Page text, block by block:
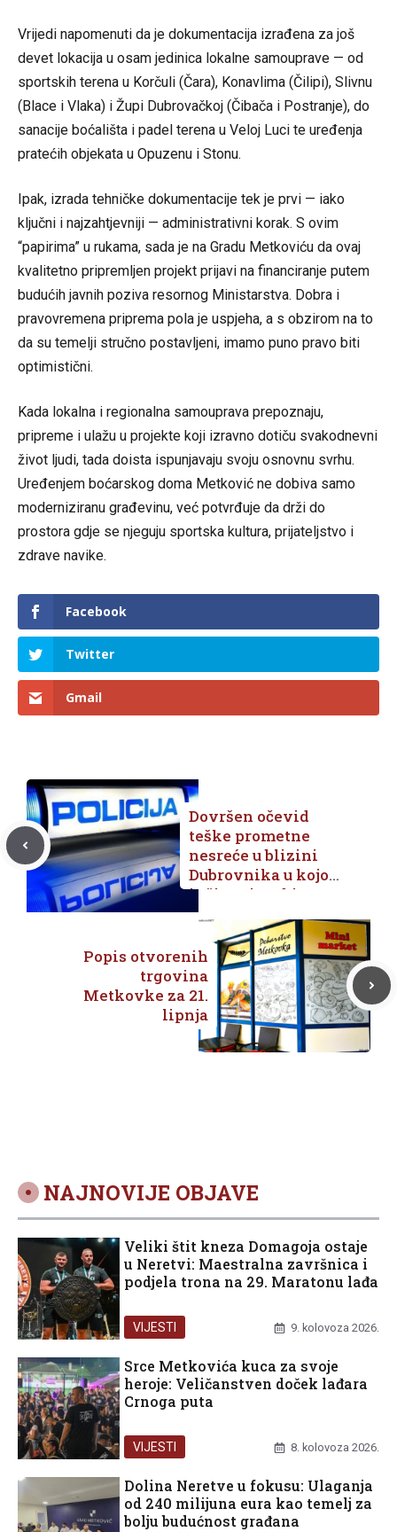
Vrijedi napomenuti da je dokumentacija izrađena za još
devet lokacija u osam jedinica lokalne samouprave — od
sportskih terena u Korčuli (Čara), Konavlima (Čilipi), Slivnu
(Blace i Vlaka) i Župi Dubrovačkoj (Čibača i Postranje), do
sanacije boćališta i padel terena u Veloj Luci te uređenja
pratećih objekata u Opuzenu i Stonu.
Ipak, izrada tehničke dokumentacije tek je prvi — iako
ključni i najzahtjevniji — administrativni korak. S ovim
“papirima” u rukama, sada je na Gradu Metkoviću da ovaj
kvalitetno pripremljen projekt prijavi na financiranje putem
budućih javnih poziva resornog Ministarstva. Dobra i
pravovremena priprema pola je uspjeha, a s obzirom na to
da su temelji stručno postavljeni, imamo puno pravo biti
optimistični.
Kada lokalna i regionalna samouprava prepoznaju,
pripreme i ulažu u projekte koji izravno dotiču svakodnevni
život ljudi, tada doista ispunjavaju svoju osnovnu svrhu.
Uređenjem boćarskog doma Metković ne dobiva samo
moderniziranu građevinu, već potvrđuje da drži do
prostora gdje se njeguju sportska kultura, prijateljstvo i
zdrave navike.
Facebook
Twitter
Gmail
Dovršen očevid
teške prometne
nesreće u blizini
Dubrovnika u kojoj
je život izgubio
motociklist
Popis otvorenih
trgovina
Metkovke za 21.
lipnja
NAJNOVIJE OBJAVE
Veliki štit kneza Domagoja ostaje
u Neretvi: Maestralna završnica i
podjela trona na 29. Maratonu lađa
VIJESTI 9. kolovoza 2026.
Srce Metkovića kuca za svoje
heroje: Veličanstven doček lađara
Crnoga puta
VIJESTI 8. kolovoza 2026.
Dolina Neretve u fokusu: Ulaganja
od 240 milijuna eura kao temelj za
bolju budućnost građana